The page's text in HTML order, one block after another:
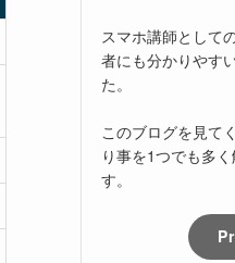
スマホ講師として
者にも分かりやす
た。
このブログを見て
り事を1つでも多
す。